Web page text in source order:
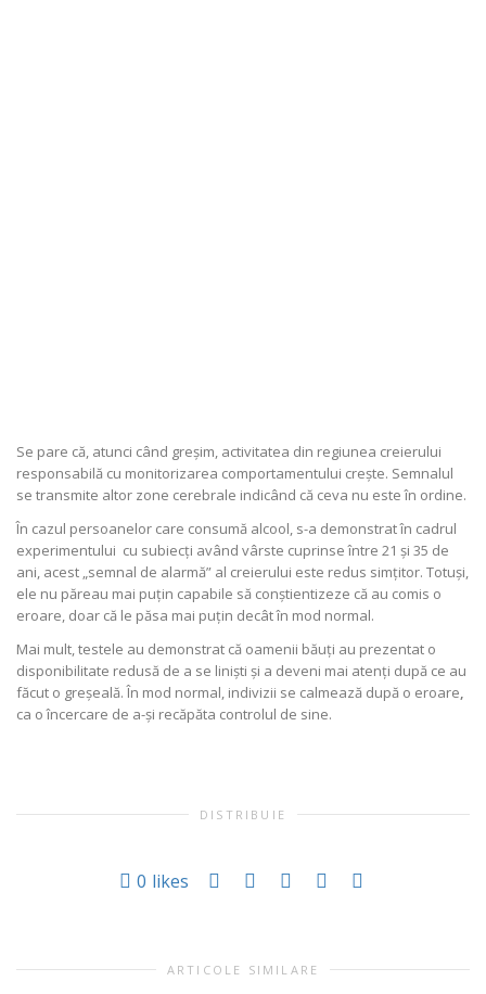
Se pare că, atunci când greșim, activitatea din regiunea creierului
responsabilă cu monitorizarea comportamentului crește. Semnalul
se transmite altor zone cerebrale indicând că ceva nu este în ordine.
În cazul persoanelor care consumă alcool, s-a demonstrat în cadrul
experimentului cu subiecți având vârste cuprinse între 21 și 35 de
ani, acest „semnal de alarmă” al creierului este redus simțitor. Totuși,
ele nu păreau mai puțin capabile să conștientizeze că au comis o
eroare, doar că le păsa mai puțin decât în mod normal.
Mai mult, testele au demonstrat că oamenii băuți au prezentat o
disponibilitate redusă de a se liniști și a deveni mai atenți după ce au
făcut o greșeală. În mod normal, indivizii se calmează după o eroare,
ca o încercare de a-și recăpăta controlul de sine.
DISTRIBUIE
0 likes
ARTICOLE SIMILARE